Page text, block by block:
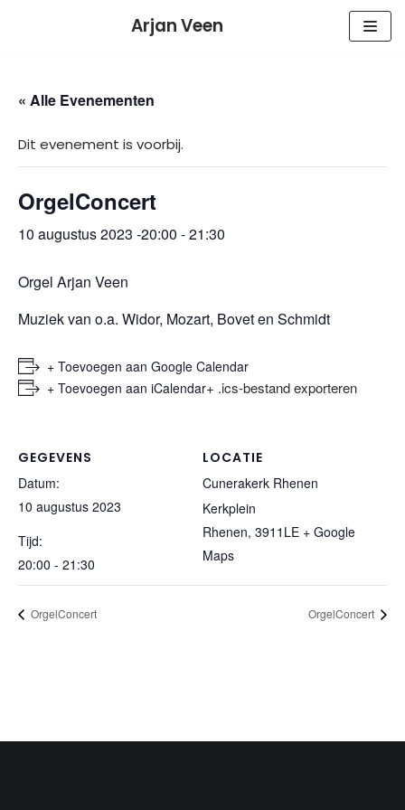
Arjan Veen
« Alle Evenementen
Dit evenement is voorbij.
OrgelConcert
10 augustus 2023 -20:00 -21:30
Orgel Arjan Veen
Muziek van o.a. Widor, Mozart, Bovet en Schmidt
+ Toevoegen aan Google Calendar
+ Toevoegen aan iCalendar+ .ics-bestand exporteren
GEGEVENS
Datum:
10 augustus 2023
Tijd:
20:00 - 21:30
LOCATIE
Cunerakerk Rhenen
Kerkplein
Rhenen, 3911LE + Google
Maps
OrgelConcert OrgelConcert